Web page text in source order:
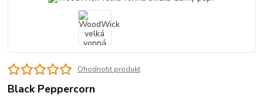
Ohodnotit produkt
Black Peppercorn